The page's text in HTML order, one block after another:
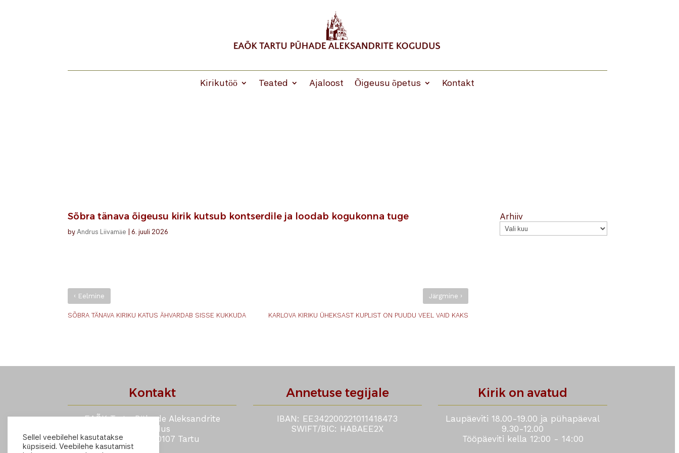
Kirikutöö Teated Ajaloost Õigeusu õpetus Kontakt
Sõbra tänava õigeusu kirik kutsub kontserdile ja loodab kogukonna tuge
by Andrus Liivamäe 6. juuli 2026
‹ Eelmine
SÕBRA TÄNAVA KIRIKU KATUS ÄHVARDAB SISSE KUKKUDA
Järgmine ›
KARLOVA KIRIKU ÜHEKSAST KUPLIST ON PUUDU VEEL VAID KAKS
Arhiiv
Kontakt
EAÕK Tartu Pühade Aleksandrite
Kogudus
Sõbra 19a, 50107 Tartu
Annetuse tegijale
IBAN: EE342200221011418473
​SWIFT/BIC: HABAEE2X
Kirik on avatud
Laupäeviti 18.00-19.00 ja pühapäeval
9.30-12.00
Tööpäeviti kella 12:00 - 14:00
Sellel veebilehel kasutatakse
küpsiseid. Veebilehe kasutamist